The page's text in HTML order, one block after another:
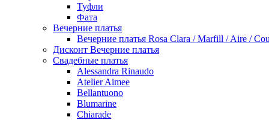
Туфли
Фата
Вечерние платья
Вечерние платья Rosa Clara / Marfill / Aire /
Дисконт Вечерние платья
Свадебные платья
Alessandra Rinaudo
Atelier Aimee
Bellantuono
Blumarine
Chiarade